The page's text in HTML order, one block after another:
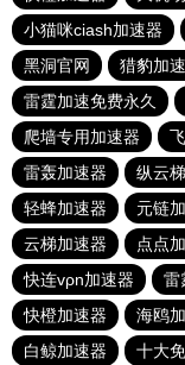
小猫咪ciash加速器
黑洞官网
猎豹加
雷霆加速免费永久
爬墙专用加速器
雷轰加速器
纵云
轻蜂加速器
元链
云梯加速器
点点
快连vρn加速器
雷
快橙加速器
海鸥
白鲸加速器
十大